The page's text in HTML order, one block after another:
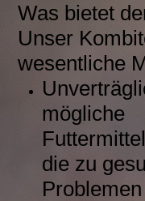
Was bietet
Unser
wesentliche
mögliche
die zu